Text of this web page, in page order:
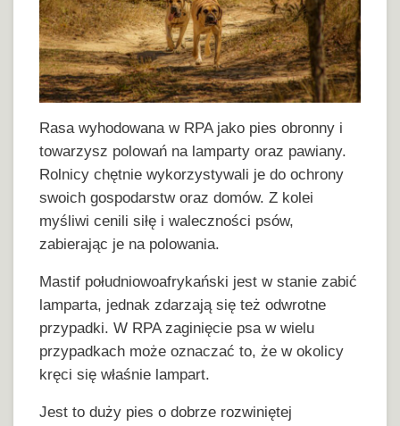
Rasa wyhodowana w RPA jako pies obronny i
towarzysz polowań na lamparty oraz pawiany.
Rolnicy chętnie wykorzystywali je do ochrony
swoich gospodarstw oraz domów. Z kolei
myśliwi cenili siłę i waleczności psów,
zabierając je na polowania.
Mastif południowoafrykański jest w stanie zabić
lamparta, jednak zdarzają się też odwrotne
przypadki. W RPA zaginięcie psa w wielu
przypadkach może oznaczać to, że w okolicy
kręci się właśnie lampart.
Jest to duży pies o dobrze rozwiniętej